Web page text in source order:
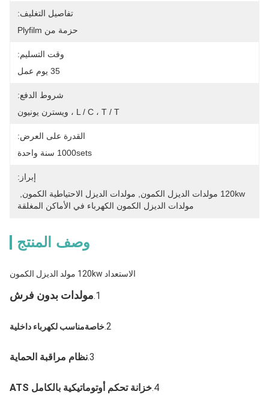
تفاصيل التغليف:
حزمة من Plyfilm
وقت التسليم:
35 يوم عمل
شروط الدفع:
L / C ، T / T ، ويسترن يونيون
القدرة على العرض:
1000sets سنة واحدة
إبراز:
120kw مولدات الديزل الكمون
مولدات الديزل الاحتياطية الكمون
مولدات الديزل الكمون الكهرباء في الأماكن المغلقة
وصف المنتج
الاستعداد 120kw مولد الديزل الكمون
1. مولدات بدون فرش
2.خاصةمناسب لكهرباء داخلية
3.نظام مراقبة الحماية
4. خزانة تحكم أوتوماتيكية بالكامل ATS